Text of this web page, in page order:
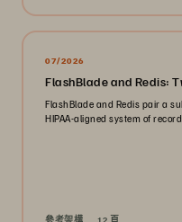
07/2026
FlashBlade and Redis:
FlashBlade and Redis pair a
HIPAA-aligned system of
參考架構 12 頁